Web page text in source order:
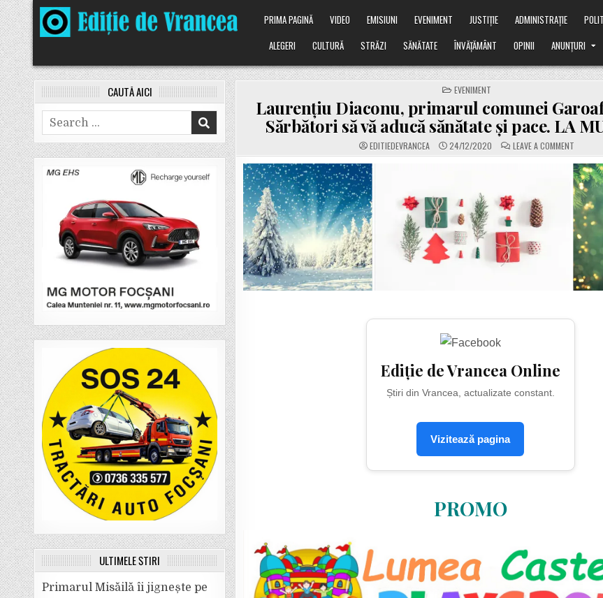
Skip
to
content
PRIMA PAGINĂ VIDEO EMISIUNI EVENIMENT JUSTIȚIE ADMINISTRAȚIE
ALEGERI
CULTURĂ STRĂZI SĂNĂTATE ÎNVĂȚĂMÂNT OPINII ANUNȚURI
POSTED
IN
EVENIMENT
Laurențiu Diaconu, primarul comunei
Sărbători să vă aducă sănătate și pace. LA
EDITIEDEVRANCEA 24/12/2020 LEAVE A COMMENT
SĂ
VĂ
ADUCĂ
SĂNĂTATE
ȘI
PACE.
LA
MULȚI
ANI!”
Ediție de Vrancea Online
Știri din Vrancea, actualizate constant.
Vizitează pagina
PROMO
CAUTĂ AICI
Search
for:
ULTIMELE ȘTIRI
Primarul Misăilă îi jignește pe